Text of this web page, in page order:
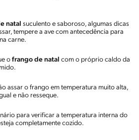
natal suculento e saboroso, algumas dicas
tempere a ave com antecedência para
carne.
o frango de natal com o próprio caldo da
assar o frango em temperatura muito alta,
e não resseque.
para verificar a temperatura interna do
completamente cozido.